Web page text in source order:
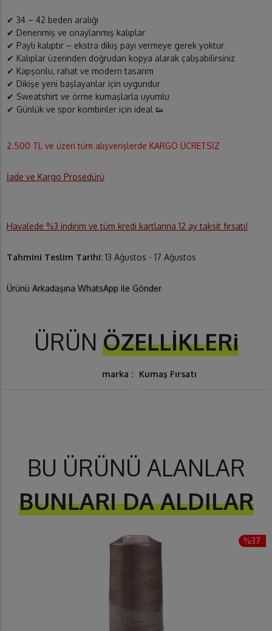
✔ 34 – 42 beden aralığı
✔ Denenmiş ve onaylanmış kalıplar
✔ Paylı kalıptır – ekstra dikiş payı vermeye gerek yoktur
✔ Kalıplar üzerinden doğrudan kopya alarak çalışabilirsiniz
✔ Kapşonlu, rahat ve modern tasarım
✔ Dikişe yeni başlayanlar için uygundur
✔ Sweatshirt ve örme kumaşlarla uyumlu
✔ Günlük ve spor kombinler için ideal 👟
2.500 TL ve üzeri tüm alışverişlerde KARGO ÜCRETSİZ
İade ve Kargo Prosedürü
Havalede %3 indirim ve tüm kredi kartlarına 12 ay taksit fırsatı!
Tahmini Teslim Tarihi: 13 Ağustos - 17 Ağustos
Ürünü Arkadaşına WhatsApp ile Gönder
ÜRÜN ÖZELLİKLERi
marka : Kumaş Fırsatı
BU ÜRÜNÜ ALANLAR
BUNLARI DA ALDILAR
%37